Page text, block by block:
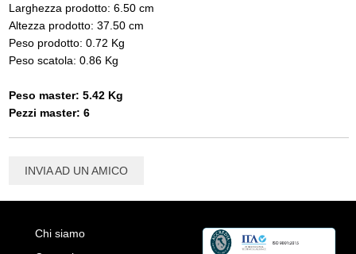
Larghezza prodotto: 6.50 cm
Altezza prodotto: 37.50 cm
Peso prodotto: 0.72 Kg
Peso scatola: 0.86 Kg
Peso master: 5.42 Kg
Pezzi master: 6
INVIA AD UN AMICO
Chi siamo